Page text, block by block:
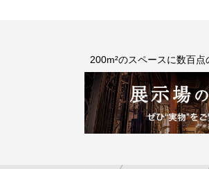
200m²のスペースに数百点